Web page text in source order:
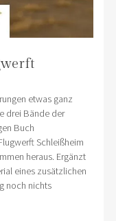
etwas ganz
drei Bände der
Buch
Schleißheim
heraus. Ergänzt
eines zusätzlichen
noch nichts